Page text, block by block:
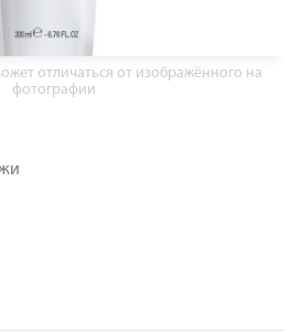
отличаться от изображённого на
фотографии